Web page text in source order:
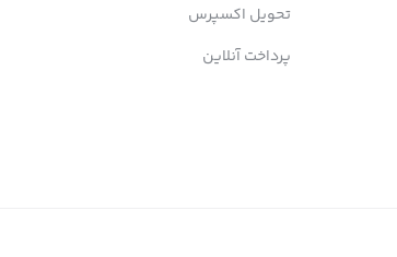
تحویل اکسپرس
پرداخت آنلاین